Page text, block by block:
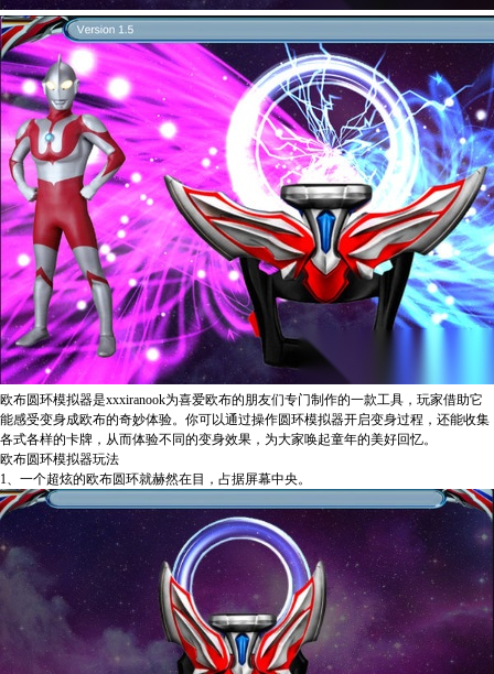
欧布圆环模拟器是xxxiranook为喜爱欧布的朋友们专门制作的一款工具，玩家借助它
能感受变身成欧布的奇妙体验。你可以通过操作圆环模拟器开启变身过程，还能收集
各式各样的卡牌，从而体验不同的变身效果，为大家唤起童年的美好回忆。
欧布圆环模拟器玩法
1、一个超炫的欧布圆环就赫然在目，占据屏幕中央。